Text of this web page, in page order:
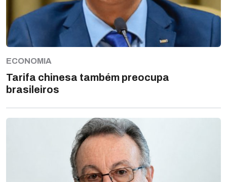
ECONOMIA
Tarifa chinesa também preocupa
brasileiros